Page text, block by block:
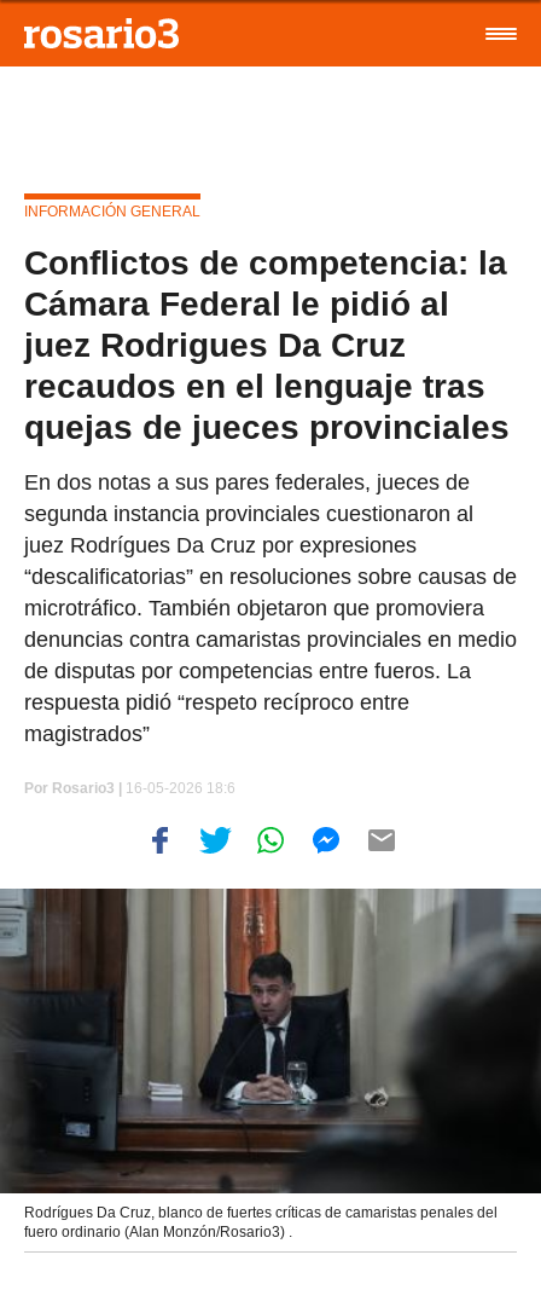
INFORMACIÓN GENERAL
Conflictos de competencia: la
Cámara Federal le pidió al
juez Rodrigues Da Cruz
recaudos en el lenguaje tras
quejas de jueces provinciales
En dos notas a sus pares federales, jueces de
segunda instancia provinciales cuestionaron al
juez Rodrígues Da Cruz por expresiones
“descalificatorias” en resoluciones sobre causas de
microtráfico. También objetaron que promoviera
denuncias contra camaristas provinciales en medio
de disputas por competencias entre fueros. La
respuesta pidió “respeto recíproco entre
magistrados”
Por Rosario3 | 16-05-2026 18:6
Rodrígues Da Cruz, blanco de fuertes críticas de camaristas penales del
fuero ordinario (Alan Monzón/Rosario3) .